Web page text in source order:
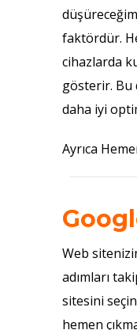
faktördür.
cihazlarda
gösterir. Bu
daha iyi
Ayrıca
Web
adımları
sitesini
hemen